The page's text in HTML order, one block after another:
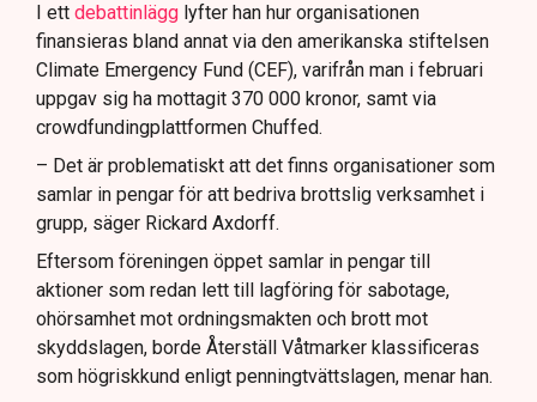
I ett debattinlägg lyfter han hur organisationen
finansieras bland annat via den amerikanska stiftelsen
Climate Emergency Fund (CEF), varifrån man i februari
uppgav sig ha mottagit 370 000 kronor, samt via
crowdfundingplattformen Chuffed.
– Det är problematiskt att det finns organisationer som
samlar in pengar för att bedriva brottslig verksamhet i
grupp, säger Rickard Axdorff.
Eftersom föreningen öppet samlar in pengar till
aktioner som redan lett till lagföring för sabotage,
ohörsamhet mot ordningsmakten och brott mot
skyddslagen, borde Återställ Våtmarker klassificeras
som högriskkund enligt penningtvättslagen, menar han.